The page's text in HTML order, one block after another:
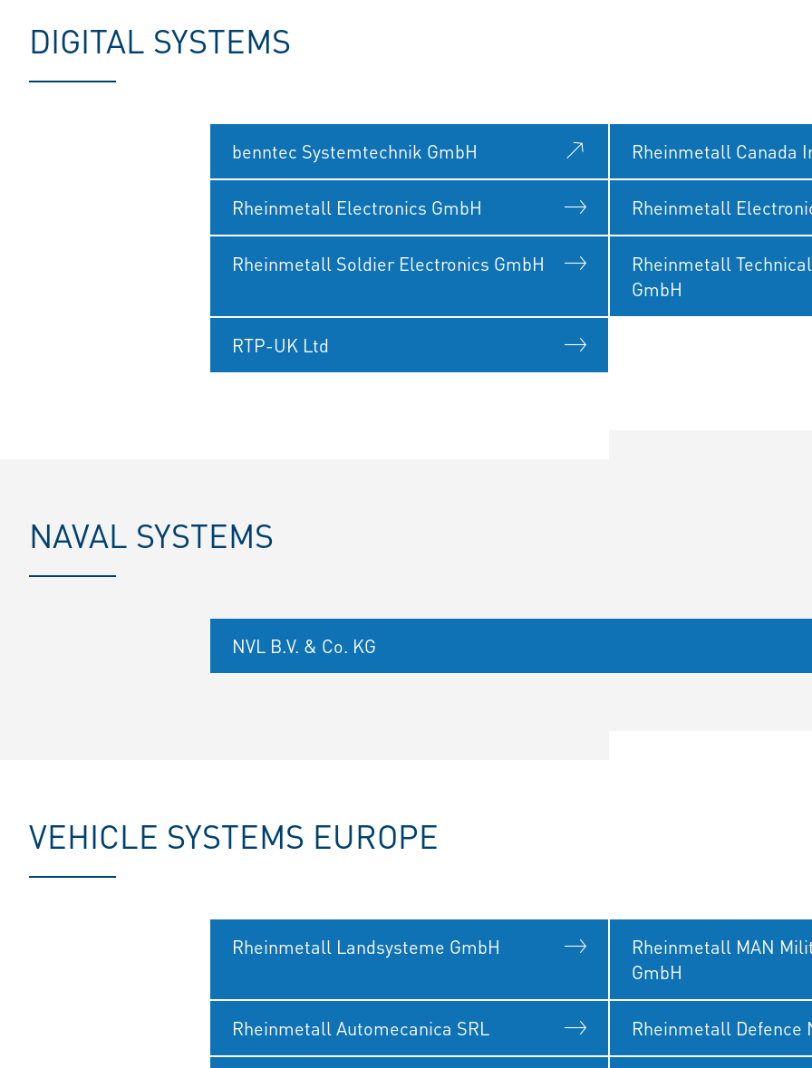
DIGITAL SYSTEMS
benntec Systemtechnik GmbH Rheinmetall Canada
Rheinmetall Electronics GmbH Rheinmetall
Rheinmetall Soldier Electronics GmbH
Rheinmetall
GmbH
RTP-UK Ltd
NAVAL SYSTEMS
NVL B.V. & Co. KG
VEHICLE SYSTEMS EUROPE
Rheinmetall Landsysteme GmbH
Rheinmetall MAN
GmbH
Rheinmetall Automecanica SRL Rheinmetall Defence